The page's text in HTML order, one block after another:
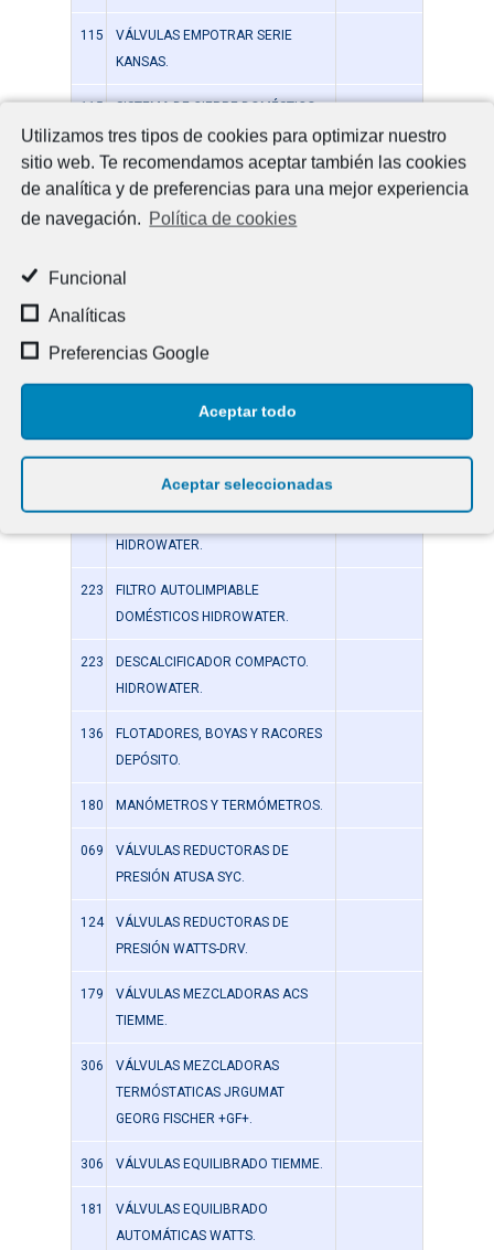
Utilizamos tres tipos de cookies para optimizar nuestro
sitio web. Te recomendamos aceptar también las cookies
de analítica y de preferencias para una mejor experiencia
de navegación.
Política de cookies
Funcional
Analíticas
Preferencias Google
Aceptar todo
Aceptar seleccionadas
115
VÁLVULAS EMPOTRAR SERIE
KANSAS.
115
SISTEMA DE CIERRE DOMÉSTICO
REGISTRABLE IKANSAS.
123
VÁLVULAS RETENCIÓN,
LATÓN.
149
VÁLVULAS DE ACERO INOXIDABLE
306 FILTRO AUTOLIMPIABLE TIEMME.
MAGNÉTICO BAJO CALDERA.
CARTUCHO PARA ACS. FILTRO
HIDROWATER.
223
FILTRO AUTOLIMPIABLE
DOMÉSTICOS HIDROWATER.
223
DESCALCIFICADOR COMPACTO.
HIDROWATER.
136
FLOTADORES, BOYAS Y RACORES
DEPÓSITO.
180 MANÓMETROS Y TERMÓMETROS.
069
VÁLVULAS REDUCTORAS DE
PRESIÓN ATUSA SYC.
124
VÁLVULAS REDUCTORAS DE
PRESIÓN WATTS-DRV.
179
VÁLVULAS MEZCLADORAS ACS
TIEMME.
306
VÁLVULAS MEZCLADORAS
TERMÓSTATICAS JRGUMAT
GEORG FISCHER +GF+.
306 VÁLVULAS EQUILIBRADO TIEMME.
181
VÁLVULAS EQUILIBRADO
AUTOMÁTICAS WATTS.